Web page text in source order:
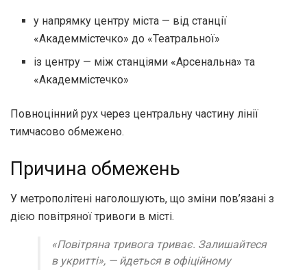
у напрямку центру міста — від станції
«Академмістечко» до «Театральної»
із центру — між станціями «Арсенальна» та
«Академмістечко»
Повноцінний рух через центральну частину лінії
тимчасово обмежено.
Причина обмежень
У метрополітені наголошують, що зміни пов’язані з
дією повітряної тривоги в місті.
«Повітряна тривога триває. Залишайтеся
в укритті», — йдеться в офіційному